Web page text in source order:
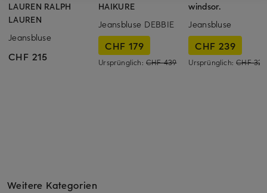
LAUREN RALPH
LAUREN
Jeansbluse
CHF 215
HAIKURE
Jeansbluse DEBBIE
CHF 179
Ursprünglich: CHF 439
windsor.
Jeansbluse
CHF 239
Ursprünglich:CHF 329
Weitere Kategorien